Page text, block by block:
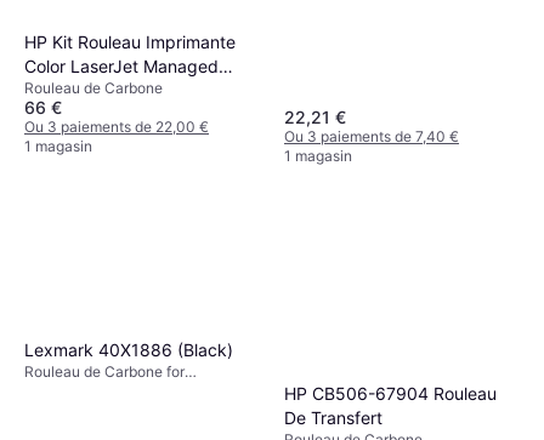
HP Kit Rouleau Imprimante
Color LaserJet Managed
M880
Rouleau de Carbone
66 €
Ou 3 paiements de 22,00 €
1 magasin
22,21 €
Ou 3 paiements de 7,40 €
1 magasin
Lexmark 40X1886 (Black)
Rouleau de Carbone for
HP CB506-67904 Rouleau
De Transfert